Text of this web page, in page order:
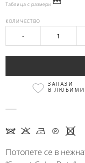
Таблица с размери
КОЛИЧЕСТВО
-
ЗАПАЗИ
В ЛЮБИМИ
7 K N Q X
Потопете се в